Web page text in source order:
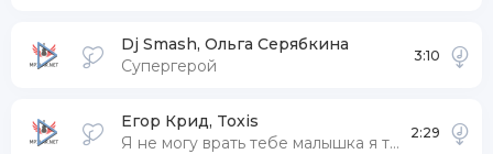
Dj Smash, Ольга Серябкина
Супергерой
3:10
Егор Крид, Toxis
Я не могу врать тебе малышка я тебя люблю
2:29